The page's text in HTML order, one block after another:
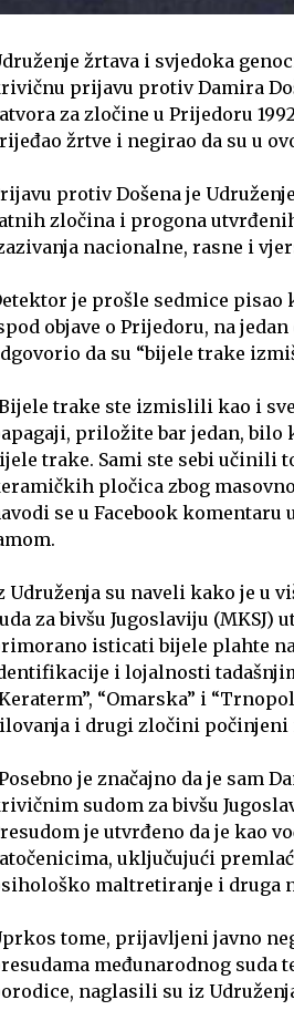
žrtava i svjedoka
prijavu protiv Damira
za zločine u Prijedoru
žrtve i negirao da su u
protiv Došena je
zločina i progona
nacionalne, rasne i
je prošle sedmice pisao
objave o Prijedoru, na
da su “bijele trake
trake ste izmislili kao i
priložite bar jedan,
trake. Sami ste sebi učinili
pločica zbog
se u Facebook
Udruženja su naveli kako je u
za bivšu Jugoslaviju
isticati bijele plahte
i lojalnosti
“Omarska” i
i drugi zločini počinjeni
je značajno da je sam
sudom za bivšu
je utvrđeno da je kao
uključujući
maltretiranje i druga
tome, prijavljeni javno
međunarodnog suda
naglasili su iz